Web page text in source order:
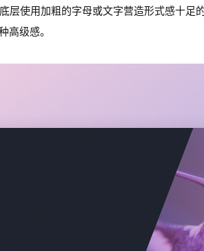
层使用加粗的字母或文字营造形式感十足
高级感。